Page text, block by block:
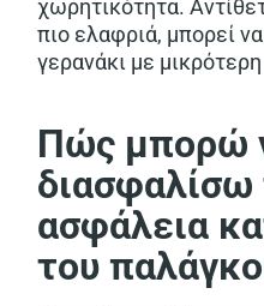
χωρητικότητα.
πιο ελαφριά, μπορεί
γερανάκι με
Πώς μπορώ
διασφαλίσω
ασφάλεια
του